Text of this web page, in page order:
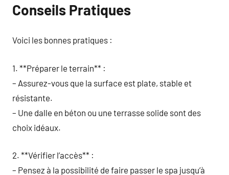
Conseils Pratiques
Voici les bonnes pratiques :
1. **Préparer le terrain** :
– Assurez-vous que la surface est plate, stable et
résistante.
– Une dalle en béton ou une terrasse solide sont des
choix idéaux.
2. **Vérifier l’accès** :
– Pensez à la possibilité de faire passer le spa jusqu’à